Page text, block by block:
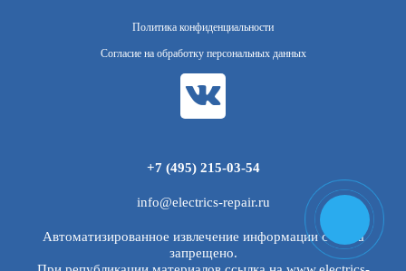
Политика конфиденциальности
Согласие на обработку персональных данных
+7 (495) 215-03-54
info@electrics-repair.ru
Автоматизированное извлечение информации с сайта
запрещено.